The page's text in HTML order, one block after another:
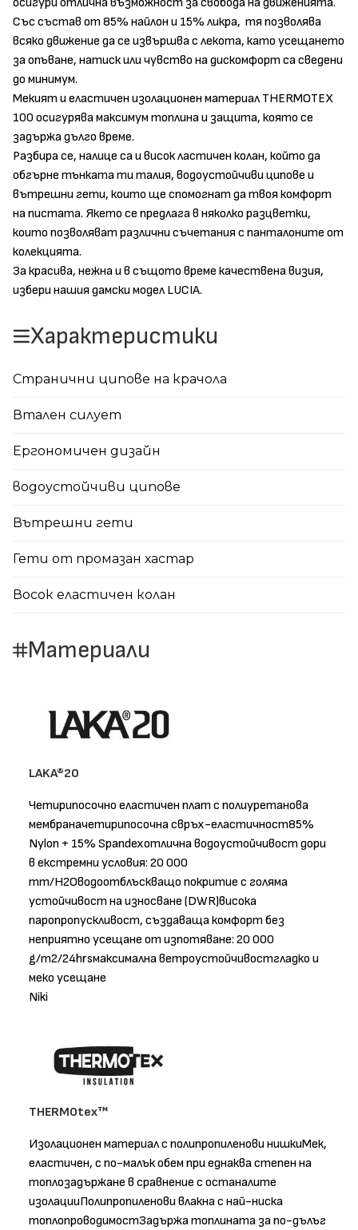
Със състав от 85% найлон и 15% ликра, тя позволява
всяко движение да се извършва с лекота, като усещането
за опъване, натиск или чувство на дискомфорт са сведени
до минимум.
Мекият и еластичен изолационен материал THERMOTEX
100 осигурява максимум топлина и защита, която се
задържа дълго време.
Разбира се, налице са и висок ластичен колан, който да
обгърне тънката ти талия, водоустойчиви ципове и
вътрешни гети, които ще спомогнат да твоя комфорт
на пистата. Якето се предлага в няколко разцветки,
които позволяват различни съчетания с панталоните от
колекцията.
За красива, нежна и в същото време качествена визия,
избери нашия дамски модел LUCIA.
Характеристики
Странични ципове на крачола
Втален силует
Eргономичен дизайн
водоустойчиви ципове
Вътрешни гети
Гети от промазан хастар
Восок еластичен колан
Материали
LAKA®20
Четирипосочно еластичен плат с полиуретанова
мембраначетирипосочна свръх-еластичност85%
Nylon + 15% Spandexотлична водоустойчивост дори
в екстремни условия: 20 000
mm/H2Oводоотблъскващо покритие с голяма
устойчивост на износване (DWR)висока
паропропускливост, създаваща комфорт без
неприятно усещане от изпотяване: 20 000
g/m2/24hrsмаксимална ветроустойчивостгладко и
меко усещане
Niki
THERMOtex™
Изолационен материал с полипропиленови нишкиМек,
еластичен, с по-малък обем при еднаква степен на
топлозадържане в сравнение с останалите
изолацииПолипропиленови влакна с най-ниска
топлопроводимостЗадържа топлината за по-дълъг